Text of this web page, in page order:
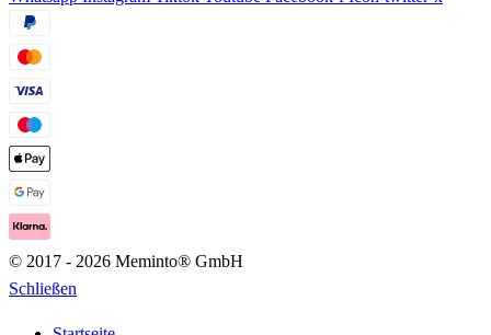
© 2017 - 2026 Meminto® GmbH
Schließen